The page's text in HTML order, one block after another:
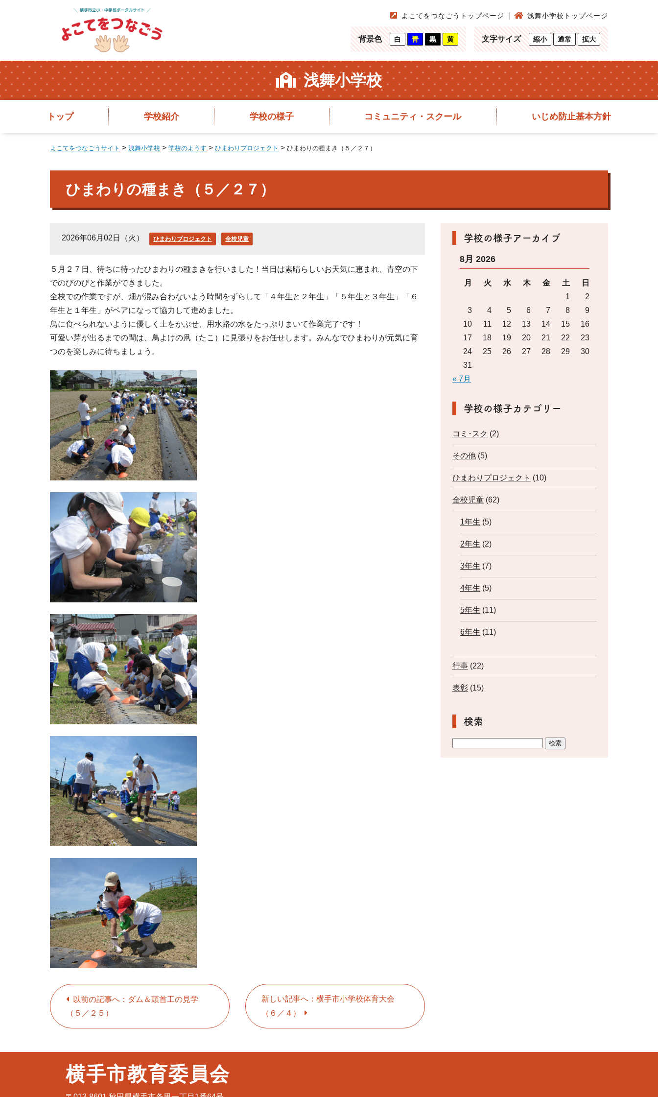
よこてをつなごうトップページ 浅舞小学校トップページ
背景色 白 青 黒 黄 文字サイズ 縮小 通常 拡大
浅舞小学校
トップ 学校紹介 学校の様子 コミュニティ・スクール いじめ防止基本方針
よこてをつなごうサイト > 浅舞小学校 > 学校のようす > ひまわりプロジェクト > ひまわりの種まき（５／２７）
ひまわりの種まき（５／２７）
2026年06月02日（火） ひまわりプロジェクト 全校児童
５月２７日、待ちに待ったひまわりの種まきを行いました！当日は素晴らしいお天気に恵まれ、青空の下
でのびのびと作業ができました。
全校での作業ですが、畑が混み合わないよう時間をずらして「４年生と２年生」「５年生と３年生」「６
年生と１年生」がペアになって協力して進めました。
鳥に食べられないように優しく土をかぶせ、用水路の水をたっぷりまいて作業完了です！
可愛い芽が出るまでの間は、鳥よけの凧（たこ）に見張りをお任せします。みんなでひまわりが元気に育
つのを楽しみに待ちましょう。
以前の記事へ：ダム＆頭首工の見学
（５／２５）
新しい記事へ：横手市小学校体育大会
（６／４）
学校の様子アーカイブ
8月 2026
月 火 水 木 金 土
日
1
2
3
4 5 6 7 8
9
10
11 12 13 14 15
16
17
18 19 20 21 22
23
24
25 26 27 28 29
30
31
« 7月
学校の様子カテゴリー
コミ･スク (2)
その他 (5)
ひまわりプロジェクト (10)
全校児童 (62)
1年生 (5)
2年生 (2)
3年生 (7)
4年生 (5)
5年生 (11)
6年生 (11)
行事 (22)
表彰 (15)
検索
横手市教育委員会